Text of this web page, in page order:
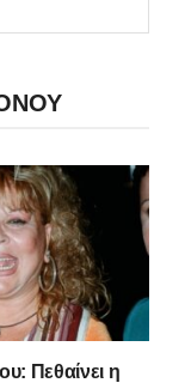
Πεθαίνει η